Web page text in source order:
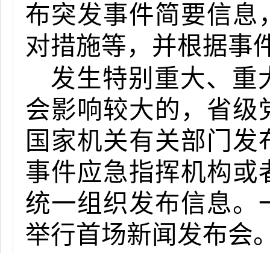
布突发事件简要信息
对措施等，并根据事
发生特别重大、重
会影响较大的，省级
国家机关有关部门
事件应急指挥机构或
统一组织发布信息。
举行首场新闻发布会